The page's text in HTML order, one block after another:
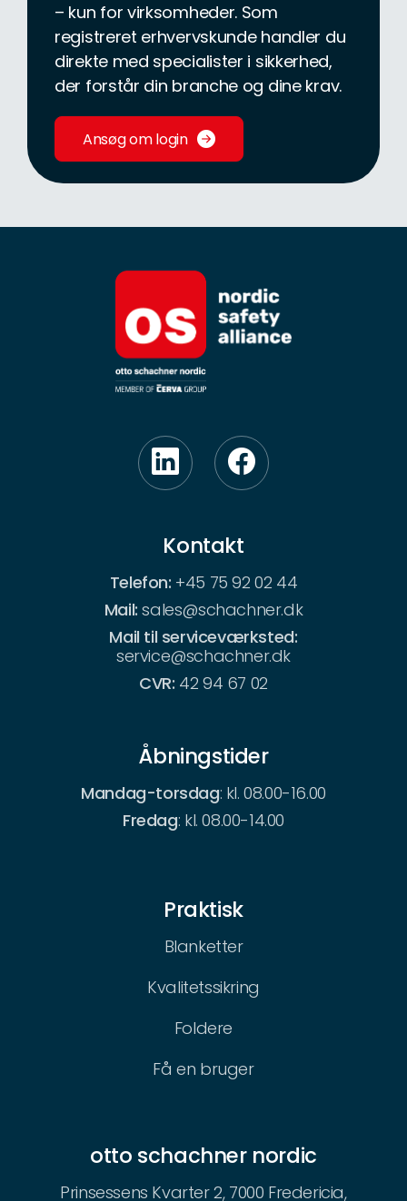
– kun for virksomheder. Som
registreret erhvervskunde handler du
direkte med specialister i sikkerhed,
der forstår din branche og dine krav.
Ansøg om login
Kontakt
Telefon: +45 75 92 02 44
Mail:sales@schachner.dk
Mail til serviceværksted:
service@schachner.dk
CVR: 42 94 67 02
Åbningstider
Mandag-torsdag: kl. 08.00-16.00
Fredag: kl. 08.00-14.00
Praktisk
Blanketter
Kvalitetssikring
Foldere
Få en bruger
otto schachner nordic
Prinsessens Kvarter 2, 7000 Fredericia,